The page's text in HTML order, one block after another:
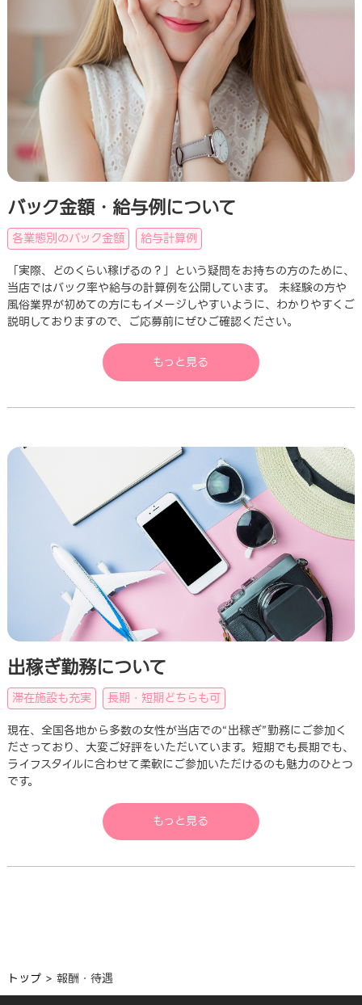
バック金額・給与例について
各業態別のバック金額 給与計算例
「実際、どのくらい稼げるの？」という疑問をお持ちの方のために、
当店ではバック率や給与の計算例を公開しています。 未経験の方や
風俗業界が初めての方にもイメージしやすいように、わかりやすくご
説明しておりますので、ご応募前にぜひご確認ください。
もっと見る
出稼ぎ勤務について
滞在施設も充実 長期・短期どちらも可
現在、全国各地から多数の女性が当店での“出稼ぎ”勤務にご参加く
ださっており、大変ご好評をいただいています。短期でも長期でも、
ライフスタイルに合わせて柔軟にご参加いただけるのも魅力のひとつ
です。
もっと見る
トップ 報酬・待遇